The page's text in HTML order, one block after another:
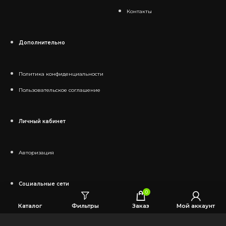
Контакты
Дополнительно
Политика конфиденциальности
Пользовательское соглашение
Личный кабинет
Авторизация
Социальные сети
Каталог Фильтры
0
Заказ Мой аккаунт